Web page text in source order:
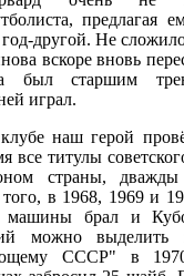
предлагая
другой. Не
вскоре вновь
был старшим
играл.
наш герой
все титулы
страны,
в 1968, 1969 и
машины брал и
можно выделить
СССР" в